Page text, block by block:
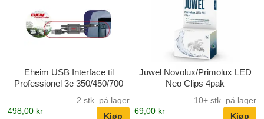
Eheim USB Interface til
Professionel 3e 350/450/700
2 stk. på lager
498,00 kr
Juwel Novolux/Primolux LED
Neo Clips 4pak
10+ stk. på lager
69,00 kr